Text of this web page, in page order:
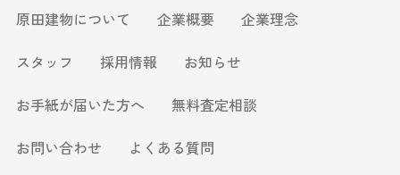
原田建物について
企業概要
企業理念
スタッフ
採用情報
お知らせ
お手紙が届いた方へ
無料査定相談
お問い合わせ
よくある質問